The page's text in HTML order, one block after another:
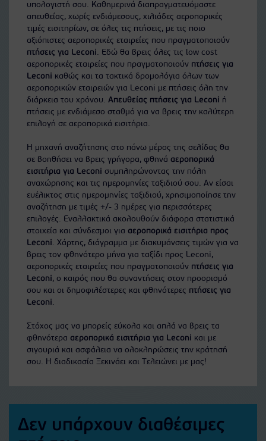
υπολογιστή σου. Καθημερινά διαπραγματευόμαστε
απευθείας, χωρίς ενδιάμεσους, χιλιάδες αεροπορικές
τιμές εισιτηρίων, σε όλες τις πτήσεις, με τις ποιο
αξιόπιστες αεροπορικές εταιρείες που πραγματοποιούν
πτήσεις για Leconi. Εδώ θα βρεις όλες τις low cost
αεροπορικές εταιρείες που πραγματοποιούν πτήσεις για
Leconi καθώς και τα τακτικά δρομολόγια όλων των
αεροπορικών εταιρειών για Leconi με πτήσεις όλη την
διάρκεια του χρόνου. Απευθείας πτήσεις για Leconi ή
πτήσεις με ενδιάμεσο σταθμό για να βρεις την καλύτερη
επιλογή σε αεροπορικά εισιτήρια.
Η μηχανή αναζήτησης στο πάνω μέρος της σελίδας θα
σε βοηθήσει να βρεις γρήγορα, φθηνά αεροπορικά
εισιτήρια για Leconi συμπληρώνοντας την πόλη
αναχώρησης και τις ημερομηνίες ταξιδιού σου. Αν είσαι
ευέλικτος στις ημερομηνίες ταξιδιού, χρησιμοποίησε την
αναζήτηση με τιμές +/- 3 ημέρες για περισσότερες
επιλογές. Εναλλακτικά ακολουθούν διάφορα στατιστικά
στοιχεία και σύνδεσμοι για αεροπορικά εισιτήρια προς
Leconi. Χάρτης, διάγραμμα με διακυμάνσεις τιμών για να
βρεις τον φθηνότερο μήνα για ταξίδι προς Leconi,
αεροπορικές εταιρείες που πραγματοποιούν πτήσεις για
Leconi, ο καιρός που θα συναντήσεις στον προορισμό
σου και οι δημοφιλέστερες και φθηνότερες πτήσεις για
Leconi.
Στόχος μας να μπορείς εύκολα και απλά να βρεις τα
φθηνότερα αεροπορικά εισιτήρια για Leconi και με
σιγουριά και ασφάλεια να ολοκληρώσεις την κράτησή
σου. Η διαδικασία Ξεκινάει και Τελειώνει με μας!
Δεν υπάρχουν διαθέσιμες